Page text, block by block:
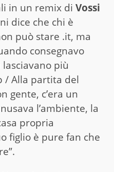
in un remix di Vossi
dice che chi è
può stare .it, ma
consegnavo
più
/ Alla partita del
gente, c’era un
l’ambiente, la
propria
figlio è pure fan che